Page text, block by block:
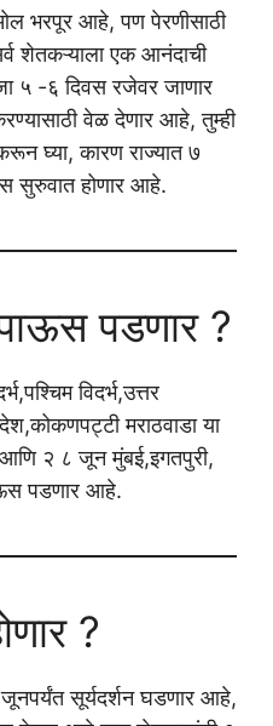
भरपूर आहे, पण पेरणीसाठी
शेतकऱ्याला एक आनंदाची
५ -६ दिवस रजेवर जाणार
वेळ देणार आहे, तुम्ही
घ्या, कारण राज्यात ७
सुरुवात होणार आहे.
पडणार ?
विदर्भ,उत्तर
मराठवाडा या
२ ८ जून मुंबई,इगतपुरी,
पडणार आहे.
?
सूर्यदर्शन घडणार आहे,